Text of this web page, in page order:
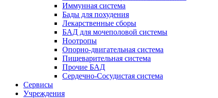
Иммунная система
Бады для похудения
Лекарственные сборы
БАД для мочеполовой системы
Ноотропы
Опорно-двигательная система
Пищеварительная система
Прочие БАД
Сердечно-Сосудистая система
Сервисы
Учреждения